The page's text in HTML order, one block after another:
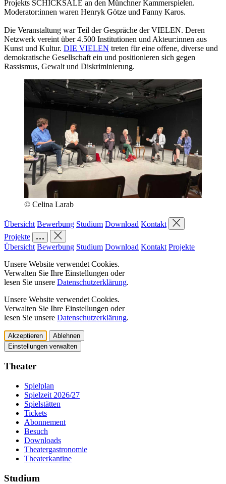
Projekts SCHICKSALE an den Münchner Kammerspielen.
Moderator:innen waren Henryk Götze und Fanny Karos.
Die Veranstaltung war Teil der Gespräche der VIELEN. Deren
Netzwerk vereint über 4.500 Institutionen und Akteur:innen aus
Kunst und Kultur. DIE VIELEN treten für eine offene, diverse und
demokratische Gesellschaft ein und positionieren sich gegen
Rassismus, Gewalt und Diskriminierung.
© Celina Larab
Übersicht Bewerbung Studium Download Kontakt
Projekte
Übersicht Bewerbung Studium Download Kontakt Projekte
Unsere Website verwendet Cookies.
Verwalten Sie Ihre Einstellungen oder
lesen Sie unsere Datenschutzerklärung.
Unsere Website verwendet Cookies.
Verwalten Sie Ihre Einstellungen oder
lesen Sie unsere Datenschutzerklärung.
Akzeptieren
Ablehnen
Einstellungen verwalten
Theater
Spielplan
Spielzeit 2026/27
Spielstätten
Tickets
Abonnement
Besuch
Downloads
Theatergastronomie
Theaterkantine
Studium